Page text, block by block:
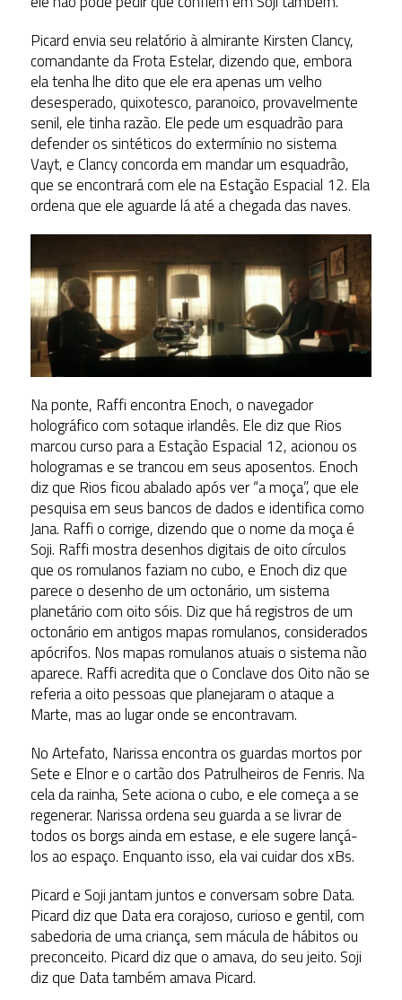
Picard envia seu relatório à almirante Kirsten Clancy,
comandante da Frota Estelar, dizendo que, embora
ela tenha lhe dito que ele era apenas um velho
desesperado, quixotesco, paranoico, provavelmente
senil, ele tinha razão. Ele pede um esquadrão para
defender os sintéticos do extermínio no sistema
Vayt, e Clancy concorda em mandar um esquadrão,
que se encontrará com ele na Estação Espacial 12. Ela
ordena que ele aguarde lá até a chegada das naves.
Na ponte, Raffi encontra Enoch, o navegador
holográfico com sotaque irlandês. Ele diz que Rios
marcou curso para a Estação Espacial 12, acionou os
hologramas e se trancou em seus aposentos. Enoch
diz que Rios ficou abalado após ver “a moça”, que ele
pesquisa em seus bancos de dados e identifica como
Jana. Raffi o corrige, dizendo que o nome da moça é
Soji. Raffi mostra desenhos digitais de oito círculos
que os romulanos faziam no cubo, e Enoch diz que
parece o desenho de um octonário, um sistema
planetário com oito sóis. Diz que há registros de um
octonário em antigos mapas romulanos, considerados
apócrifos. Nos mapas romulanos atuais o sistema não
aparece. Raffi acredita que o Conclave dos Oito não se
referia a oito pessoas que planejaram o ataque a
Marte, mas ao lugar onde se encontravam.
No Artefato, Narissa encontra os guardas mortos por
Sete e Elnor e o cartão dos Patrulheiros de Fenris. Na
cela da rainha, Sete aciona o cubo, e ele começa a se
regenerar. Narissa ordena seu guarda a se livrar de
todos os borgs ainda em estase, e ele sugere lançá-
los ao espaço. Enquanto isso, ela vai cuidar dos xBs.
Picard e Soji jantam juntos e conversam sobre Data.
Picard diz que Data era corajoso, curioso e gentil, com
sabedoria de uma criança, sem mácula de hábitos ou
preconceito. Picard diz que o amava, do seu jeito. Soji
diz que Data também amava Picard.